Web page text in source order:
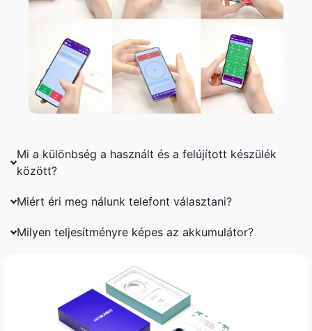
Mi a különbség a használt és a felújított készülék
között?
Miért éri meg nálunk telefont választani?
Milyen teljesítményre képes az akkumulátor?